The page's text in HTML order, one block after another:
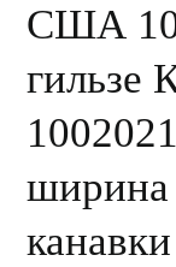
США
гильзе
ширина